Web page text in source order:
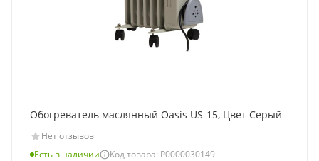
Обогреватель маслянный Oasis US-15, Цвет Серый
Нет отзывов
Есть в наличии
Код товара: Р0000030149